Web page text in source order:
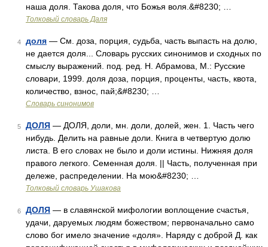
наша доля. Такова доля, что Божья воля.&#8230; …
Толковый словарь Даля
4 доля — См. доза, порция, судьба, часть выпасть на долю,
не дается доля... Словарь русских синонимов и сходных по
смыслу выражений. под. ред. Н. Абрамова, М.: Русские
словари, 1999. доля доза, порция, проценты, часть, квота,
количество, взнос, пай;&#8230; …
Словарь синонимов
5 ДОЛЯ — ДОЛЯ, доли, мн. доли, долей, жен. 1. Часть чего
нибудь. Делить на равные доли. Книга в четвертую долю
листа. В его словах не было и доли истины. Нижняя доля
правого легкого. Семенная доля. || Часть, полученная при
дележе, распределении. На мою&#8230; …
Толковый словарь Ушакова
6 ДОЛЯ — в славянской мифологии воплощение счастья,
удачи, даруемых людям божеством; первоначально само
слово бог имело значение «доля». Наряду с доброй Д. как